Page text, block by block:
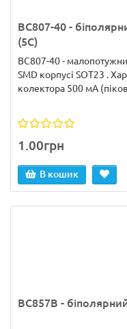
BC807-40 -
(5C)
BC807-40 -
SMD корпусі SOT23 .
колектора 500 мА
1.00грн
В кошик
BC857B -